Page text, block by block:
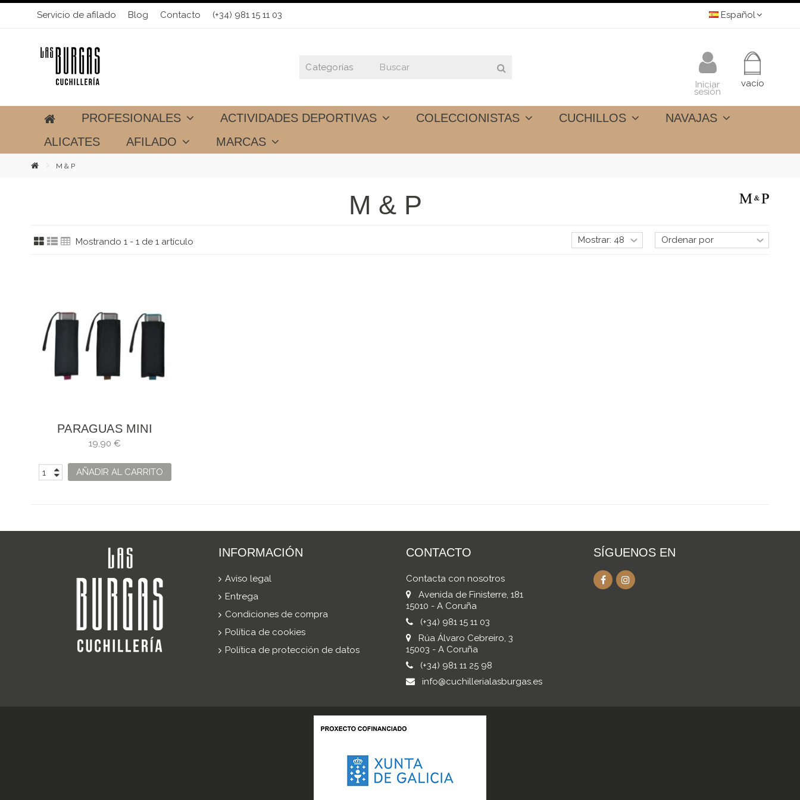
Servicio de afilado Blog Contacto (+34) 981 15 11 03 Español
vacío
Iniciar
sesión
PROFESIONALES ACTIVIDADES DEPORTIVAS COLECCIONISTAS CUCHILLOS
NAVAJAS
ALICATES
AFILADO MARCAS
M & P
M & P
Mostrando 1 - 1 de 1 artículo
PARAGUAS MINI
PLANO PLANO M&P
19,90 €
AÑADIR AL CARRITO
INFORMACIÓN
Aviso legal
Entrega
Condiciones de compra
Política de cookies
Política de protección de datos
CONTACTO
Contacta con nosotros
Avenida de Finisterre, 181
15010 - A Coruña
(+34) 981 15 11 03
Rúa Álvaro Cebreiro, 3
15003 - A Coruña
(+34) 981 11 25 98
info@cuchillerialasburgas.es
SÍGUENOS EN